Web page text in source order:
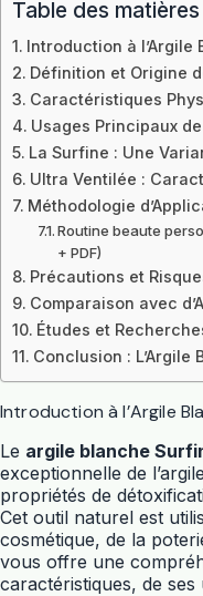
Table des matières
Introduction à
Définition et Origine
Caractéristiques
Usages Principaux
La Surfine : Une
Ultra Ventilée :
Méthodologie
Routine beaute
+ PDF)
Précautions et
Comparaison avec
Études et
Conclusion :
Introduction à l’Argile
Le argile blanche
exceptionnelle de
propriétés de
Cet outil naturel est
cosmétique, de la
vous offre une
caractéristiques, de ses